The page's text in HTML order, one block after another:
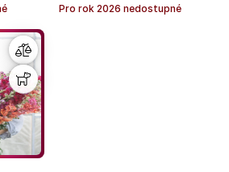
Pro rok 2026 nedostupné